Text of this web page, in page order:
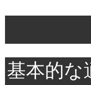
基本的な